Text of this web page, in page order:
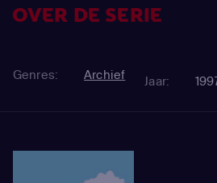
OVER DE SERIE
Genres: Archief Jaar: